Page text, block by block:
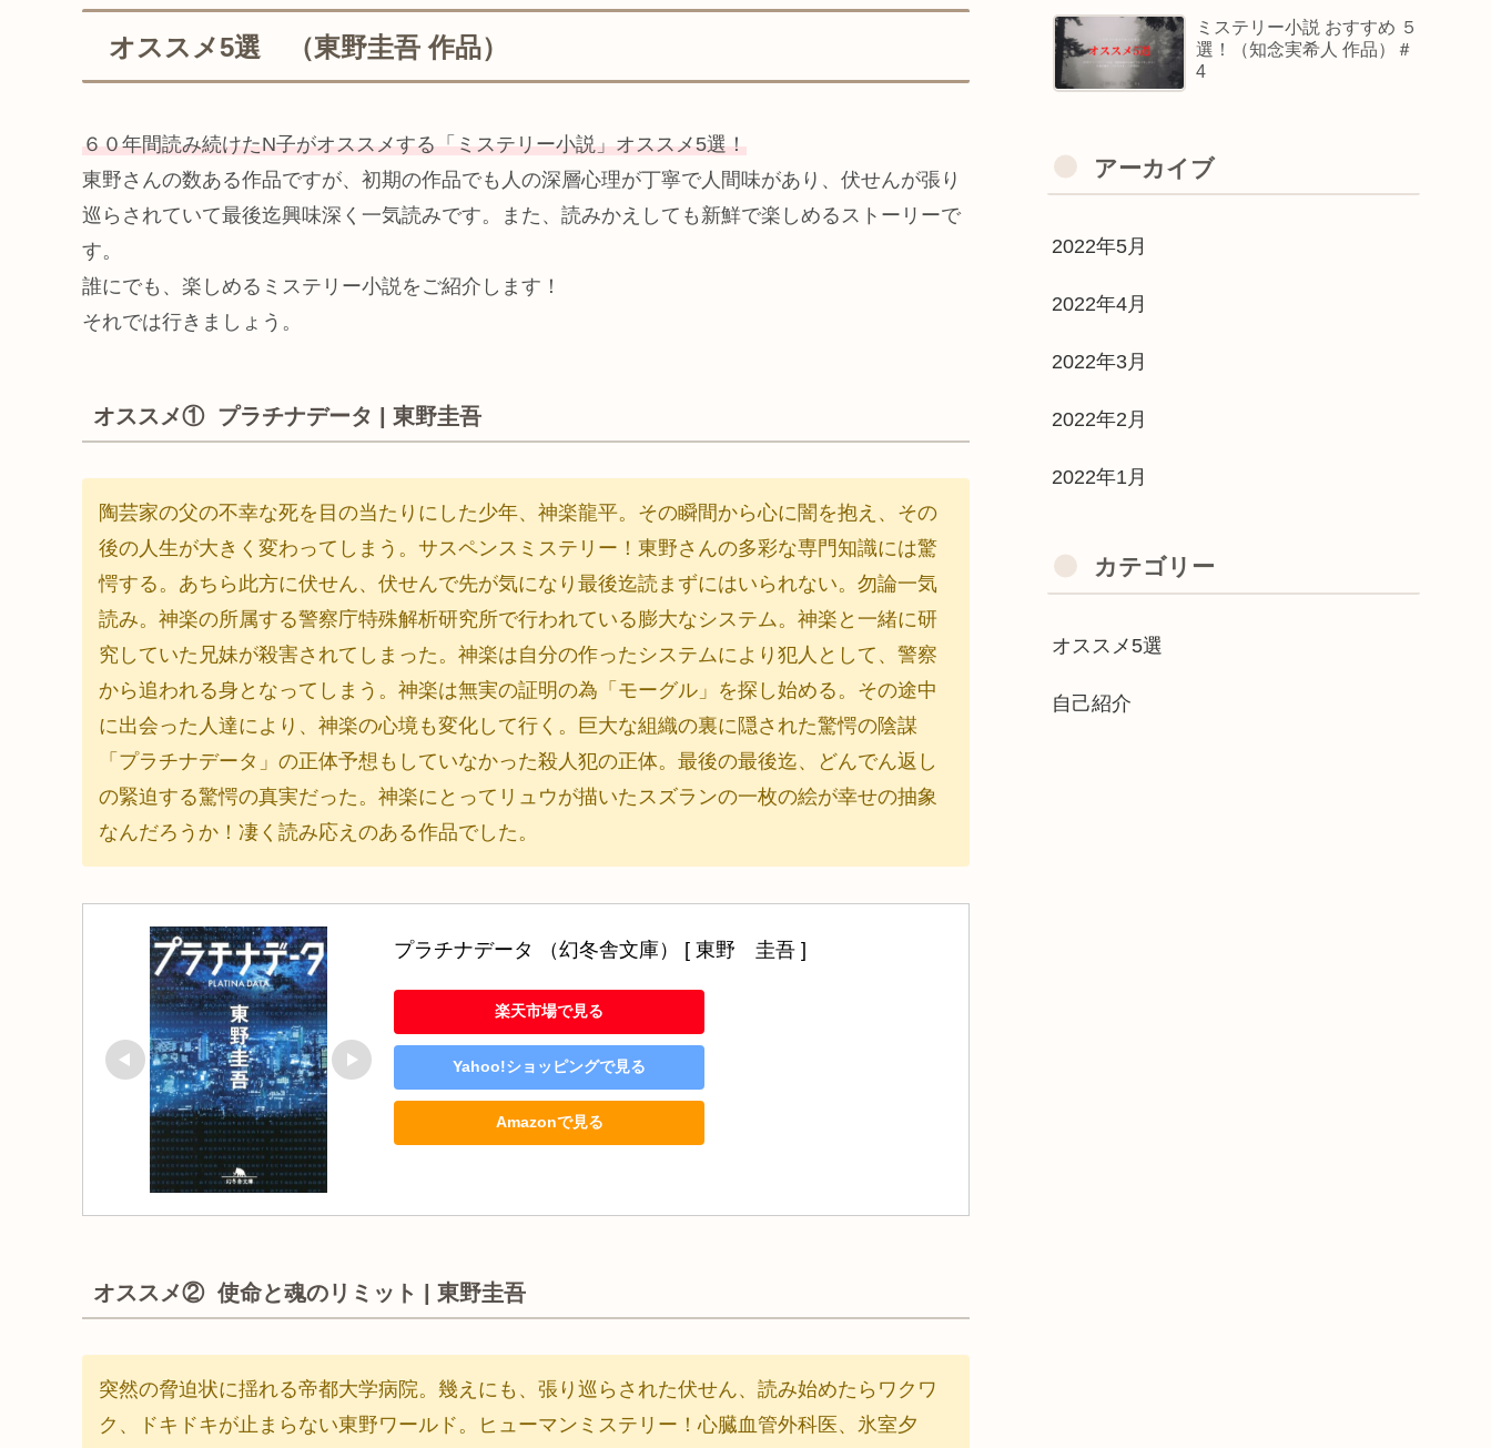
オススメ5選 （東野圭吾 作品）
６０年間読み続けたN子がオススメする「ミステリー小説」オススメ5選！
東野さんの数ある作品ですが、初期の作品でも人の深層心理が丁寧で人間味があり、伏せんが張り
巡らされていて最後迄興味深く一気読みです。また、読みかえしても新鮮で楽しめるストーリーで
す。
誰にでも、楽しめるミステリー小説をご紹介します！
それでは行きましょう。
オススメ① プラチナデータ | 東野圭吾
陶芸家の父の不幸な死を目の当たりにした少年、神楽龍平。その瞬間から心に闇を抱え、その
後の人生が大きく変わってしまう。サスペンスミステリー！東野さんの多彩な専門知識には驚
愕する。あちら此方に伏せん、伏せんで先が気になり最後迄読まずにはいられない。勿論一気
読み。神楽の所属する警察庁特殊解析研究所で行われている膨大なシステム。神楽と一緒に研
究していた兄妹が殺害されてしまった。神楽は自分の作ったシステムにより犯人として、警察
から追われる身となってしまう。神楽は無実の証明の為「モーグル」を探し始める。その途中
に出会った人達により、神楽の心境も変化して行く。巨大な組織の裏に隠された驚愕の陰謀
「プラチナデータ」の正体予想もしていなかった殺人犯の正体。最後の最後迄、どんでん返し
の緊迫する驚愕の真実だった。神楽にとってリュウが描いたスズランの一枚の絵が幸せの抽象
なんだろうか！凄く読み応えのある作品でした。
プラチナデータ （幻冬舎文庫） [ 東野　圭吾 ]
楽天市場で見る
Yahoo!ショッピングで見る
Amazonで見る
オススメ② 使命と魂のリミット | 東野圭吾
突然の脅迫状に揺れる帝都大学病院。幾えにも、張り巡らされた伏せん、読み始めたらワクワ
ク、ドキドキが止まらない東野ワールド。ヒューマンミステリー！心臓血管外科医、氷室夕
ミステリー小説 おすすめ ５
選！（知念実希人 作品）＃
4
アーカイブ
2022年5月
2022年4月
2022年3月
2022年2月
2022年1月
カテゴリー
オススメ5選
自己紹介